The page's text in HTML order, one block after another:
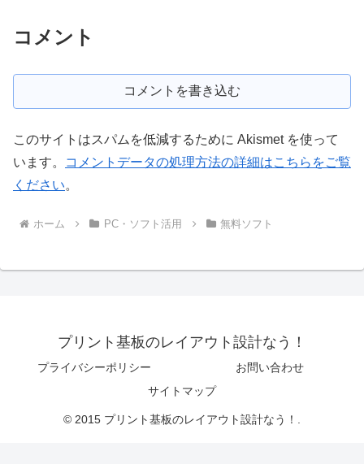
コメント
コメントを書き込む
このサイトはスパムを低減するために Akismet を使って
います。
コメントデータの処理方法の詳細はこちらをご覧
ください。
ホーム PC・ソフト活用 無料ソフト
プリント基板のレイアウト設計なう！
プライバシーポリシー
お問い合わせ
サイトマップ
© 2015 プリント基板のレイアウト設計なう！.